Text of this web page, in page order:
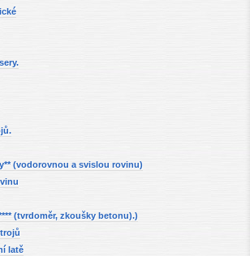
(vodorovnou a svislou rovinu)
(tvrdoměr, zkoušky betonu).)
latě